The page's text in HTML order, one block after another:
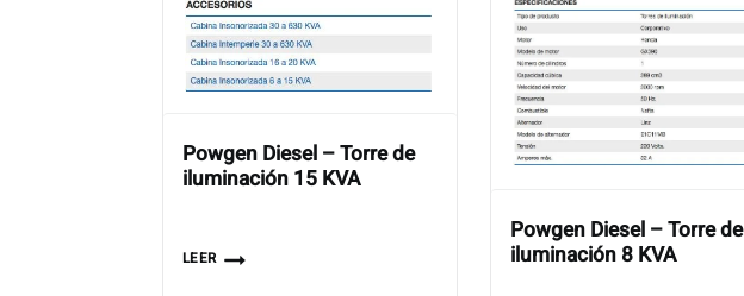
Powgen Diesel – Torre de
iluminación 15 KVA
LEER
Powgen Diesel – Torre de
iluminación 8 KVA